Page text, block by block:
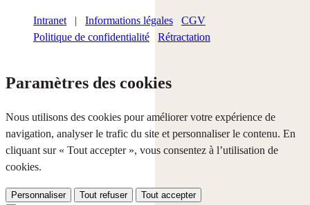
Intranet | Informations légales
CGV
Politique de confidentialité
Rétractation
Paramètres des cookies
Nous utilisons des cookies pour améliorer votre expérience de
navigation, analyser le trafic du site et personnaliser le contenu. En
cliquant sur « Tout accepter », vous consentez à l’utilisation de
cookies.
Personnaliser Tout refuser Tout accepter